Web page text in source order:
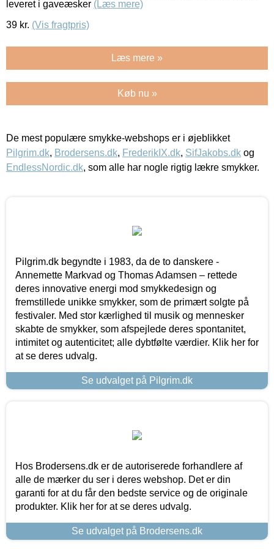
leveret i gaveæsker (Læs mere)
39 kr. (Vis fragtpris)
Læs mere »
Køb nu »
De mest populære smykke-webshops er i øjeblikket
Pilgrim.dk, Brodersens.dk, FrederikIX.dk, SifJakobs.dk og
EndlessNordic.dk, som alle har nogle rigtig lækre smykker.
Pilgrim.dk begyndte i 1983, da de to danskere -
Annemette Markvad og Thomas Adamsen – rettede
deres innovative energi mod smykkedesign og
fremstillede unikke smykker, som de primært solgte på
festivaler. Med stor kærlighed til musik og mennesker
skabte de smykker, som afspejlede deres spontanitet,
intimitet og autenticitet; alle dybtfølte værdier. Klik her for
at se deres udvalg.
Se udvalget på Pilgrim.dk
Hos Brodersens.dk er de autoriserede forhandlere af
alle de mærker du ser i deres webshop. Det er din
garanti for at du får den bedste service og de originale
produkter. Klik her for at se deres udvalg.
Se udvalget på Brodersens.dk